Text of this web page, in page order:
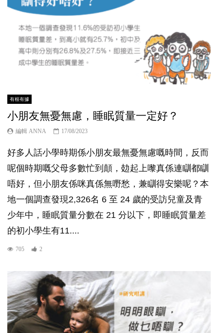
有根有據
小朋友無憂無慮，睡眠質量一定好？
編輯 ANNA 17/08/2023
好多人話小學時期係小朋友最無憂無慮嘅時間，反而
呢個時期嘅父母多數忙到顛，攰起上嚟真係連瞓都瞓
唔好，但小朋友係咪真係無嘢愁，兼瞓得安樂呢？本
地一個調查發現2,326名 6 至 24 歲的受訪兒童及青
少年中，睡眠質量分數在 21 分以下，即睡眠質量差
的初小學生有11....
705 2